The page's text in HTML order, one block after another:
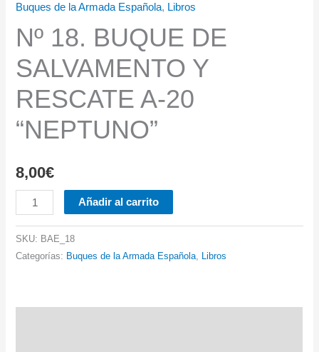
Buques de la Armada Española, Libros
Nº 18. BUQUE DE
SALVAMENTO Y
RESCATE A-20
“NEPTUNO”
8,00€
18.
BUQUE
DE
Añadir al carrito
SKU: BAE_18
Categorías: Buques de la Armada Española, Libros